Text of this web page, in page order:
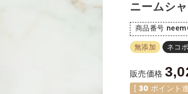
ニームシ
商品番号
無添加 ネコ
販売価格
30 ポイント